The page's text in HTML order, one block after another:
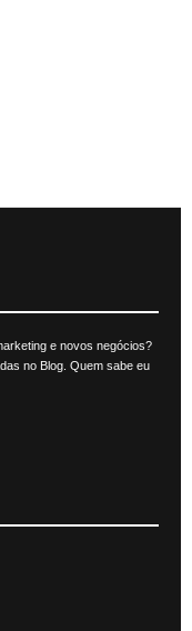
e novos negócios?
no Blog. Quem sabe eu